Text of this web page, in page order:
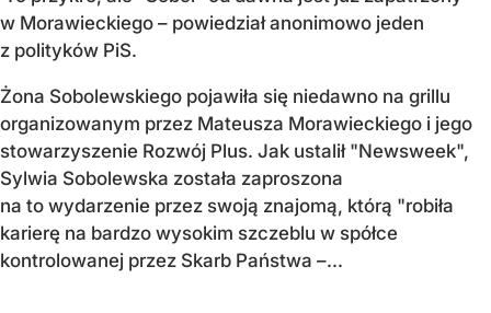
w Morawieckiego – powiedział anonimowo jeden
z polityków PiS.
Żona Sobolewskiego pojawiła się niedawno na grillu
organizowanym przez Mateusza Morawieckiego i jego
stowarzyszenie Rozwój Plus. Jak ustalił "Newsweek",
Sylwia Sobolewska została zaproszona
na to wydarzenie przez swoją znajomą, którą "robiła
karierę na bardzo wysokim szczeblu w spółce
kontrolowanej przez Skarb Państwa –...